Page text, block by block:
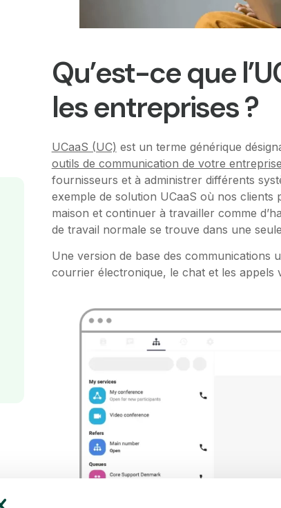
Qu’est-ce que
les entreprises ?
UCaaS (UC) est un terme générique
outils de communication de votre
fournisseurs et à administrer différents
exemple de solution UCaaS où nos
maison et continuer à travailler comme
de travail normale se trouve dans une
Une version de base des communications
courrier électronique, le chat et les appels